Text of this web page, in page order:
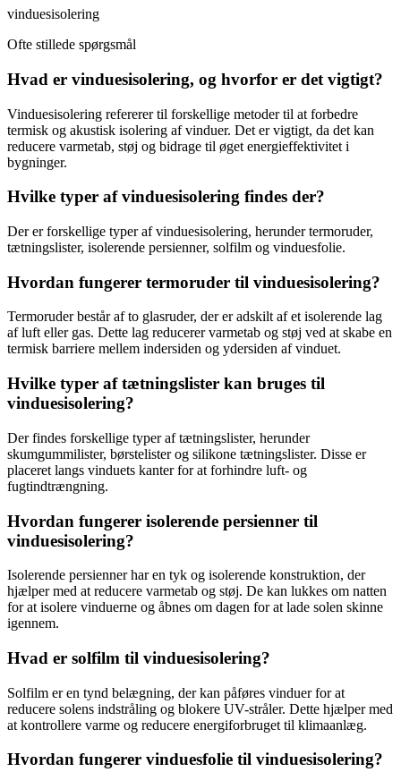
vinduesisolering
Ofte stillede spørgsmål
Hvad er vinduesisolering, og hvorfor er det vigtigt?
Vinduesisolering refererer til forskellige metoder til at forbedre
termisk og akustisk isolering af vinduer. Det er vigtigt, da det kan
reducere varmetab, støj og bidrage til øget energieffektivitet i
bygninger.
Hvilke typer af vinduesisolering findes der?
Der er forskellige typer af vinduesisolering, herunder termoruder,
tætningslister, isolerende persienner, solfilm og vinduesfolie.
Hvordan fungerer termoruder til vinduesisolering?
Termoruder består af to glasruder, der er adskilt af et isolerende lag
af luft eller gas. Dette lag reducerer varmetab og støj ved at skabe en
termisk barriere mellem indersiden og ydersiden af vinduet.
Hvilke typer af tætningslister kan bruges til
vinduesisolering?
Der findes forskellige typer af tætningslister, herunder
skumgummilister, børstelister og silikone tætningslister. Disse er
placeret langs vinduets kanter for at forhindre luft- og
fugtindtrængning.
Hvordan fungerer isolerende persienner til
vinduesisolering?
Isolerende persienner har en tyk og isolerende konstruktion, der
hjælper med at reducere varmetab og støj. De kan lukkes om natten
for at isolere vinduerne og åbnes om dagen for at lade solen skinne
igennem.
Hvad er solfilm til vinduesisolering?
Solfilm er en tynd belægning, der kan påføres vinduer for at
reducere solens indstråling og blokere UV-stråler. Dette hjælper med
at kontrollere varme og reducere energiforbruget til klimaanlæg.
Hvordan fungerer vinduesfolie til vinduesisolering?